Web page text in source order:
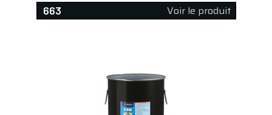
663 Voir le produit